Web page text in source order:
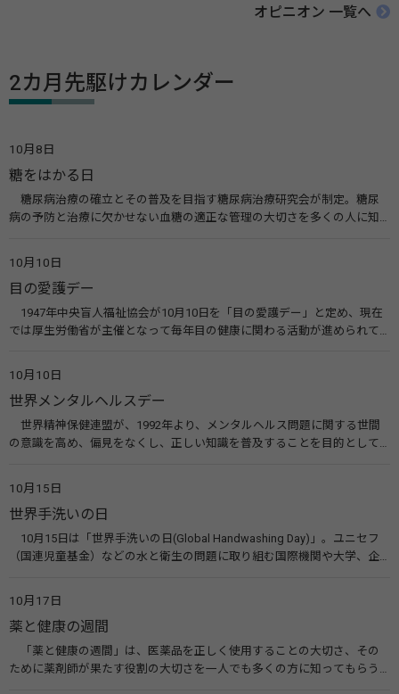
オピニオン 一覧へ
2カ月先駆けカレンダー
10月8日
糖をはかる日
糖尿病治療の確立とその普及を目指す糖尿病治療研究会が制定。糖尿
病の予防と治療に欠かせない血糖の適正な管理の大切さを多くの人に知
療研究会） 糖尿病ネットワーク
10月10日
目の愛護デー
1947年中央盲人福祉協会が10月10日を「目の愛護デー」と定め、現在
では厚生労働省が主催となって毎年目の健康に関わる活動が進められて
会）
10月10日
世界メンタルヘルスデー
世界精神保健連盟が、1992年より、メンタルヘルス問題に関する世間
の意識を高め、偏見をなくし、正しい知識を普及することを目的として、
す。 関連リンク 世界メンタルヘルスデー（厚生労働省） 働く人のメンタ
ルヘルス・ポータルサイト「こころの耳」（厚生労働省）
10月15日
世界手洗いの日
10月15日は「世界手洗いの日(Global Handwashing Day)」。ユニセフ
（国連児童基金）などの水と衛生の問題に取り組む国際機関や大学、企
10月17日
薬と健康の週間
「薬と健康の週間」は、医薬品を正しく使用することの大切さ、その
ために薬剤師が果たす役割の大切さを一人でも多くの方に知ってもらう